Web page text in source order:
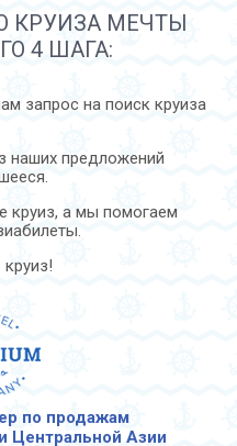
КРУИЗА МЕЧТЫ
4 ШАГА:
запрос на поиск круиза
наших предложений
круиз, а мы помогаем
по продажам
Центральной Азии